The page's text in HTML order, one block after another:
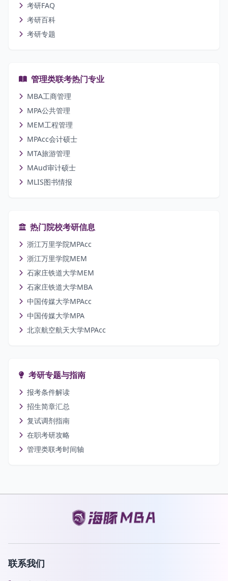
考研FAQ
考研百科
考研专题
管理类联考热门专业
MBA工商管理
MPA公共管理
MEM工程管理
MPAcc会计硕士
MTA旅游管理
MAud审计硕士
MLIS图书情报
热门院校考研信息
浙江万里学院MPAcc
浙江万里学院MEM
石家庄铁道大学MEM
石家庄铁道大学MBA
中国传媒大学MPAcc
中国传媒大学MPA
北京航空航天大学MPAcc
考研专题与指南
报考条件解读
招生简章汇总
复试调剂指南
在职考研攻略
管理类联考时间轴
联系我们